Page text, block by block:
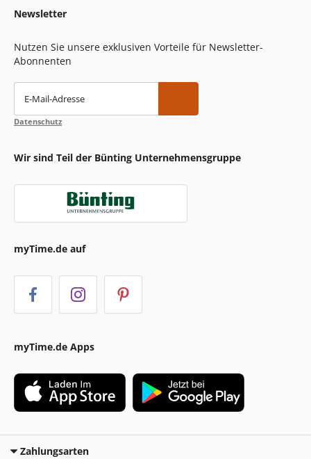
Newsletter
Nutzen Sie unsere exklusiven Vorteile für Newsletter-
Abonnenten
E-Mail-Adresse
Datenschutz
Wir sind Teil der Bünting Unternehmensgruppe
myTime.de auf
myTime.de Apps
Zahlungsarten